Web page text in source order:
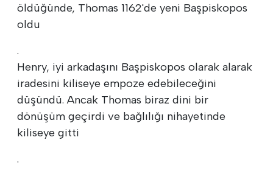
öldüğünde, Thomas 1162'de yeni Başpiskopos
oldu
.
Henry, iyi arkadaşını Başpiskopos olarak alarak
iradesini kiliseye empoze edebileceğini
düşündü. Ancak Thomas biraz dini bir
dönüşüm geçirdi ve bağlılığı nihayetinde
kiliseye gitti
.